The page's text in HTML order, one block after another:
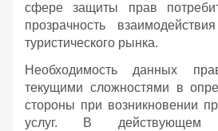
сфере защиты прав
прозрачность
туристического рынка.
Необходимость данных
текущими сложностями в
стороны при возникновении
услуг. В действующем